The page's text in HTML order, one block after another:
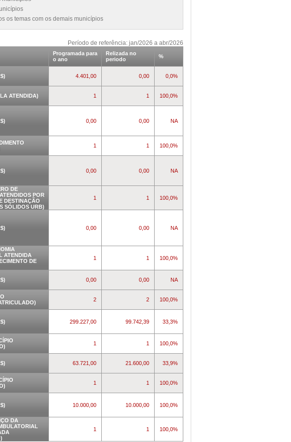
os temas com os demais municípios
Período de referência: jan/2026 a abr/2026
Programada para
o ano
Relizada no
periodo
%
4.401,00 0,00 0,0%
ATENDIDA) 1 1 100,0%
0,00 0,00 NA
1 1 100,0%
0,00 0,00 NA
DE
POR
DESTINAÇÃO
SÓLIDOS URB)
1 1 100,0%
0,00 0,00 NA
ATENDIDA
DE
1 1 100,0%
0,00 0,00 NA
2 2 100,0%
299.227,00 99.742,39 33,3%
1 1 100,0%
63.721,00 21.600,00 33,9%
1 1 100,0%
10.000,00 10.000,00 100,0%
DA
1 1 100,0%